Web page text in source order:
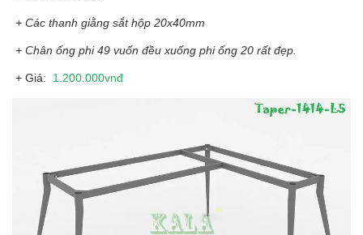
+ Các thanh giằng sắt hộp 20x40mm
+ Chân ống phi 49 vuốn đều xuống phi ống 20 rất đẹp.
+ Giá: 1.200.000vnđ